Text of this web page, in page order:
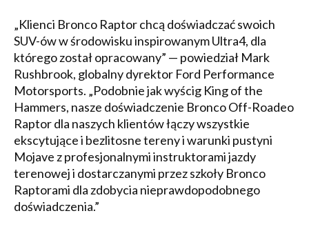
„Klienci Bronco Raptor chcą doświadczać swoich
SUV-ów w środowisku inspirowanym Ultra4, dla
którego został opracowany” — powiedział Mark
Rushbrook, globalny dyrektor Ford Performance
Motorsports. „Podobnie jak wyścig King of the
Hammers, nasze doświadczenie Bronco Off-Roadeo
Raptor dla naszych klientów łączy wszystkie
ekscytujące i bezlitosne tereny i warunki pustyni
Mojave z profesjonalnymi instruktorami jazdy
terenowej i dostarczanymi przez szkoły Bronco
Raptorami dla zdobycia nieprawdopodobnego
doświadczenia.”